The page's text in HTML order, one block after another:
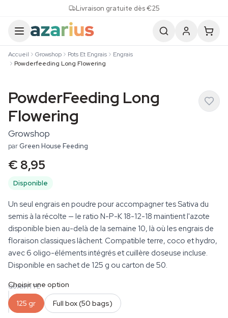
Livraison gratuite dès €25
Accueil Growshop Pots Et Engrais
Engrais
Powderfeeding Long Flowering
PowderFeeding Long
Flowering
Growshop
par Green House Feeding
€ 8,95
Disponible
Un seul engrais en poudre pour accompagner tes Sativa du
semis à la récolte — le ratio N-P-K 18-12-18 maintient l'azote
disponible bien au-delà de la semaine 10, là où les engrais de
floraison classiques lâchent. Compatible terre, coco et hydro,
avec 6 oligo-éléments intégrés et cuillère doseuse incluse.
Disponible en sachet de 125 g ou carton de 50.
QUANTITÉ
Choisir une option
125 gr Full box (50 bags)